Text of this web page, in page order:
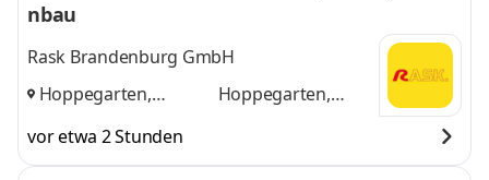
nbau
Rask Brandenburg GmbH
Hoppegarten,
und
Hoppegarten,
vor etwa 2 Stunden